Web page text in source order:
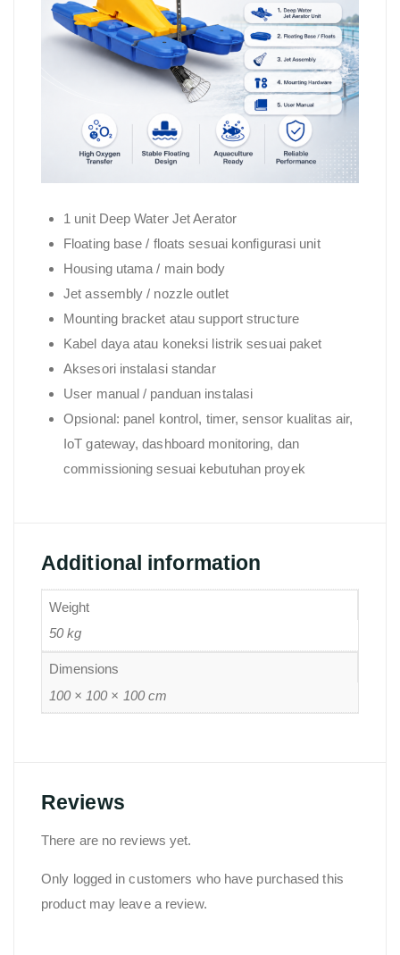
1 unit Deep Water Jet Aerator
Floating base / floats sesuai konfigurasi unit
Housing utama / main body
Jet assembly / nozzle outlet
Mounting bracket atau support structure
Kabel daya atau koneksi listrik sesuai paket
Aksesori instalasi standar
User manual / panduan instalasi
Opsional: panel kontrol, timer, sensor kualitas air,
IoT gateway, dashboard monitoring, dan
commissioning sesuai kebutuhan proyek
Additional information
Weight
50 kg
Dimensions
100 × 100 × 100 cm
Reviews
There are no reviews yet.
Only logged in customers who have purchased this
product may leave a review.